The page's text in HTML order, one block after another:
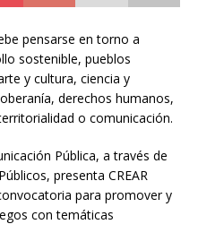
pensarse en torno a
sostenible, pueblos
y cultura, ciencia y
derechos humanos,
o comunicación.
Pública, a través de
presenta CREAR
para promover y
con temáticas